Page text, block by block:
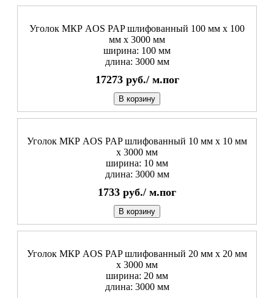
Уголок МКР AOS PAP шлифованный 100 мм x 100
мм х 3000 мм
ширина: 100 мм
длина: 3000 мм
17273 руб./ м.пог
В корзину
Уголок МКР AOS PAP шлифованный 10 мм x 10 мм
х 3000 мм
ширина: 10 мм
длина: 3000 мм
1733 руб./ м.пог
В корзину
Уголок МКР AOS PAP шлифованный 20 мм x 20 мм
х 3000 мм
ширина: 20 мм
длина: 3000 мм